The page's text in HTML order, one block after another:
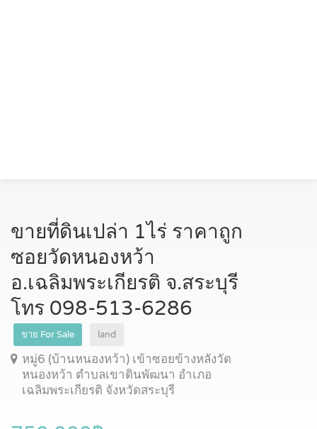
ขายที่ดินเปล่า 1ไร่ ราคาถูก
ซอยวัดหนองหว้า
อ.เฉลิมพระเกียรติ จ.สระบุรี
โ️ทร ️098-513-6286
ขาย For Sale land
หมู่6 (บ้านหนองหว้า) เข้าซอยข้างหลังวัด
หนองหว้า ตำบลเขาดินพัฒนา อำเภอ
เฉลิมพระเกียรติ จังหวัดสระบุรี